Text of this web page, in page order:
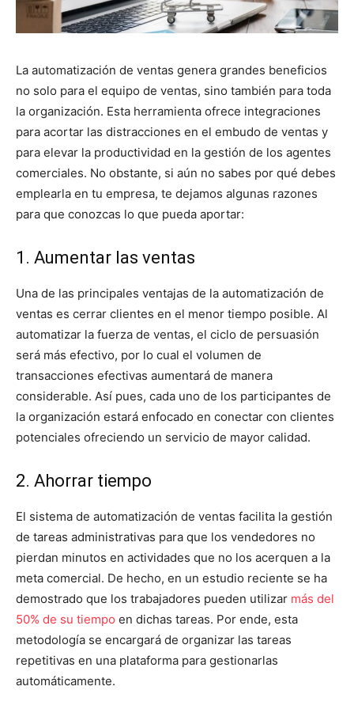
La automatización de ventas genera grandes beneficios
no solo para el equipo de ventas, sino también para toda
la organización. Esta herramienta ofrece integraciones
para acortar las distracciones en el embudo de ventas y
para elevar la productividad en la gestión de los agentes
comerciales. No obstante, si aún no sabes por qué debes
emplearla en tu empresa, te dejamos algunas razones
para que conozcas lo que pueda aportar:
1. Aumentar las ventas
Una de las principales ventajas de la automatización de
ventas es cerrar clientes en el menor tiempo posible. Al
automatizar la fuerza de ventas, el ciclo de persuasión
será más efectivo, por lo cual el volumen de
transacciones efectivas aumentará de manera
considerable. Así pues, cada uno de los participantes de
la organización estará enfocado en conectar con clientes
potenciales ofreciendo un servicio de mayor calidad.
2. Ahorrar tiempo
El sistema de automatización de ventas facilita la gestión
de tareas administrativas para que los vendedores no
pierdan minutos en actividades que no los acerquen a la
meta comercial. De hecho, en un estudio reciente se ha
demostrado que los trabajadores pueden utilizar más del
50% de su tiempo en dichas tareas. Por ende, esta
metodología se encargará de organizar las tareas
repetitivas en una plataforma para gestionarlas
automáticamente.